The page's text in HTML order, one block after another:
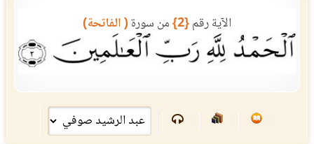
الآية رقم{2} من سورة( الفاتحة)